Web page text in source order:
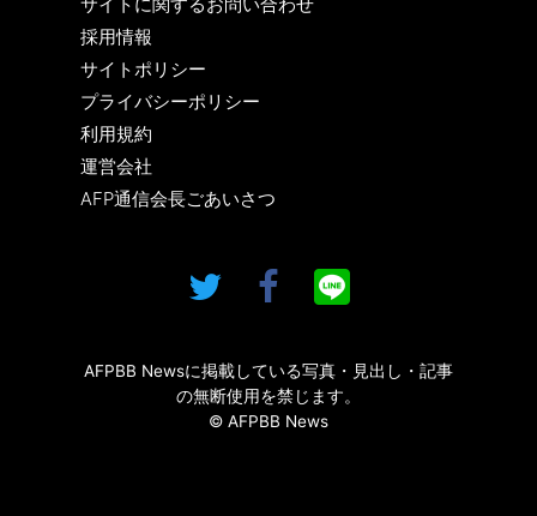
採用情報
サイトポリシー
プライバシーポリシー
利用規約
運営会社
AFP通信会長ごあいさつ
AFPBB Newsに掲載している写真・見出し・記事
の無断使用を禁じます。
© AFPBB News